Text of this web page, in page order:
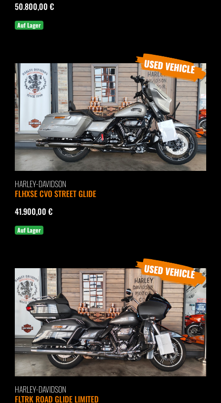
50.800,00 €
Auf Lager
HARLEY-DAVIDSON
FLHXSE CVO STREET GLIDE
41.900,00 €
Auf Lager
HARLEY-DAVIDSON
FLTRK ROAD GLIDE LIMITED